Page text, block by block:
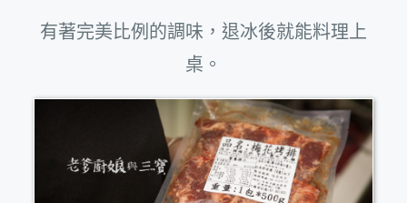
有著完美比例的調味，退冰後就能料理上
桌。